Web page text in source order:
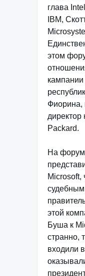
глава
IBM,
этом
Фиорина,
директор
Packard.
На
Microsoft,
этой
Буша к
странно,
входили